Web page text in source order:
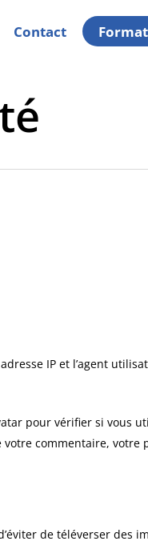
Contact
IP et l’agent
pour vérifier si vous
commentaire, votre
de téléverser des